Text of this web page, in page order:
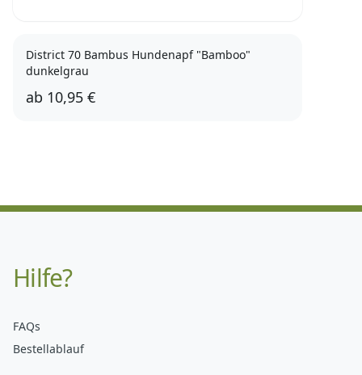
District 70 Bambus Hundenapf "Bamboo"
dunkelgrau
ab 10,95 €
Hilfe?
FAQs
Bestellablauf